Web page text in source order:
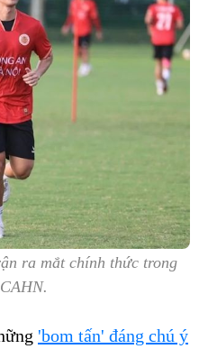
ra mắt chính thức trong
'bom tấn' đáng chú ý